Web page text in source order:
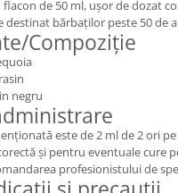
flacon de 50 ml, ușor de dozat
destinat bărbaților peste 50 de
Compoziție
negru
este de 2 ml de 2 ori
și pentru eventuale cure
profesionistului de